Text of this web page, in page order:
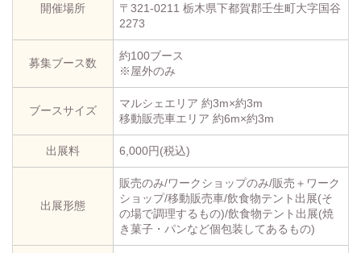
開催場所
〒321-0211 栃木県下都賀郡壬生町大字国谷
2273
募集ブース数
約100ブース
※屋外のみ
ブースサイズ
マルシェエリア 約3m×約3m
移動販売車エリア 約6m×約3m
出展料 6,000円(税込)
出展形態
販売のみ/ワークショップのみ/販売＋ワーク
ショップ/移動販売車/飲食物テント出展(そ
の場で調理するもの)/飲食物テント出展(焼
き菓子・パンなど個包装してあるもの)